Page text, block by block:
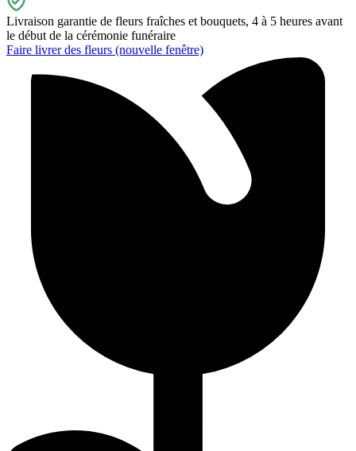
Livraison garantie de fleurs fraîches et bouquets, 4 à 5 heures avant
le début de la cérémonie funéraire
Faire livrer des fleurs (nouvelle fenêtre)